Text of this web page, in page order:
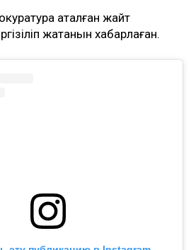
аталған жайт
жатқанын хабарлаған.